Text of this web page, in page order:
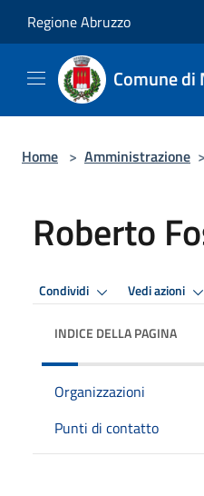
Regione Abruzzo
Comune di
Home > Amministrazione >
Roberto
Condividi Vedi azioni
INDICE DELLA PAGINA
Organizzazioni
Punti di contatto